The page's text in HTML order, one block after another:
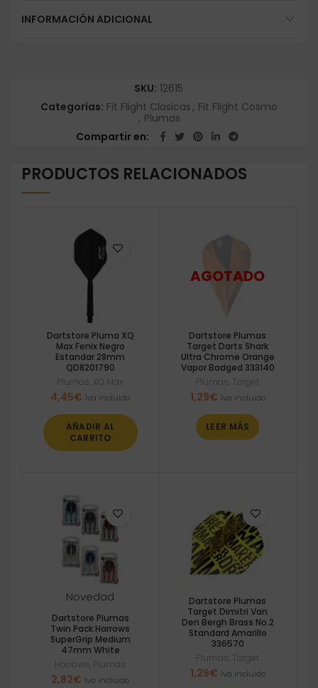
INFORMACIÓN ADICIONAL
SKU: 12615
Categorías: Fit Flight Clasicas, Fit Flight Cosmo
, Plumas
Compartir en
PRODUCTOS RELACIONADOS
Dartstore Pluma XQ
Max Fenix Negro
Estandar 28mm
QD8201790
Plumas XQ Max
4,45€ Iva incluido
AÑADIR AL
CARRITO
Dartstore Plumas
Target Darts Shark
Ultra Chrome Orange
Vapor Badged 333140
Plumas Target
1,29€ Iva incluido
LEER MÁS
Novedad
Dartstore Plumas
Twin Pack Harrows
SuperGrip Medium
47mm White
Harrows Plumas
2,82€ Iva incluido
Dartstore Plumas
Target Dimitri Van
Den Bergh Brass No.2
Standard Amarillo
336570
Plumas Target
1,29€ Iva incluido